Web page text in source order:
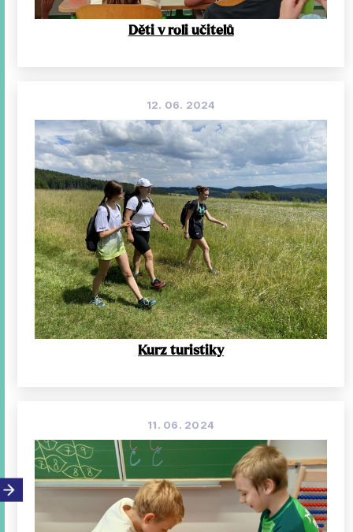
Děti v roli učitelů
12. 06. 2024
Kurz turistiky
11. 06. 2024